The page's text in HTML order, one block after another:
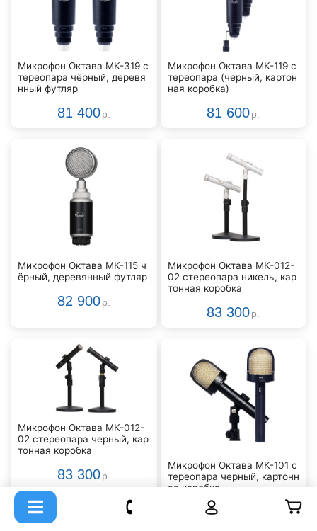
Микрофон Октава МК-319 с
тереопара чёрный, деревя
нный футляр
81 400 р.
Микрофон Октава МК-119 с
тереопара (черный, картон
ная коробка)
81 600 р.
Микрофон Октава МК-115 ч
ёрный, деревянный футляр
82 900 р.
Микрофон Октава МК-012-
02 стереопара никель, кар
тонная коробка
83 300 р.
Микрофон Октава МК-012-
02 стереопара черный, кар
тонная коробка
83 300 р.
Микрофон Октава МК-101 с
тереопара черный, картонн
ая коробка
85 400